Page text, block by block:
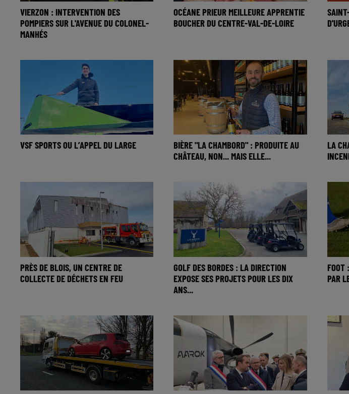
VIERZON : INTERVENTION DES
POMPIERS SUR L'AVENUE DU COLONEL-
MANHÉS
OCÉANE PRIEUR MEILLEURE APPRENTIE
BOUCHER DU CENTRE-VAL-DE-LOIRE
VSF SPORTS OU L’APPEL DU LARGE
BIÈRE "LA CHAMBORD" : PRODUITE AU
CHÂTEAU, NON... MAIS ELLE...
LA
PRÈS DE BLOIS, UN CENTRE DE
COLLECTE DE DÉCHETS EN FEU
GOLF DES BORDES : LA DIRECTION
EXPOSE SES PROJETS POUR LES DIX
ANS...
FOOT
PAR